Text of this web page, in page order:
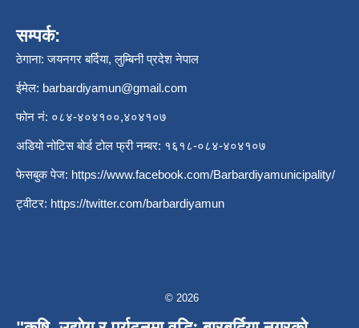
सम्पर्क:
ठेगाना: जयनगर बर्दिया, लुम्बिनी प्रदेश नेपाल
ईमेल: barbardiyamun@gmail.com
फोन नं: ०८४-४०४१००,४०४१०७
अडियो नोटिस बोर्ड टोल फ्री नम्बर: १६१८-०८४-४०४१०७
फेसबुक पेज: https://www.facebook.com/Barbardiyamunicipality/
ट्वीटर: https://twitter.com/barbardiyamun
© 2026